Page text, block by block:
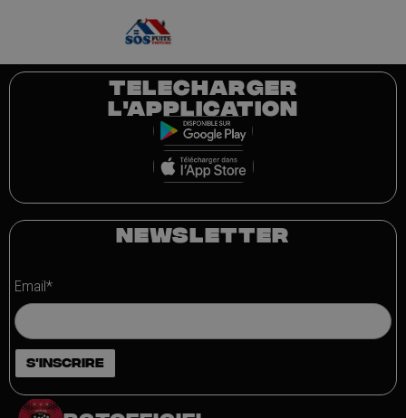
TELECHARGER
L'APPLICATION
NEWSLETTER
Email*